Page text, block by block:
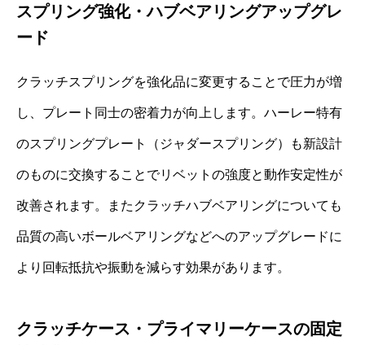
スプリング強化・ハブベアリングアップグレ
ード
クラッチスプリングを強化品に変更することで圧力が増
し、プレート同士の密着力が向上します。ハーレー特有
のスプリングプレート（ジャダースプリング）も新設計
のものに交換することでリベットの強度と動作安定性が
改善されます。またクラッチハブベアリングについても
品質の高いボールベアリングなどへのアップグレードに
より回転抵抗や振動を減らす効果があります。
クラッチケース・プライマリーケースの固定